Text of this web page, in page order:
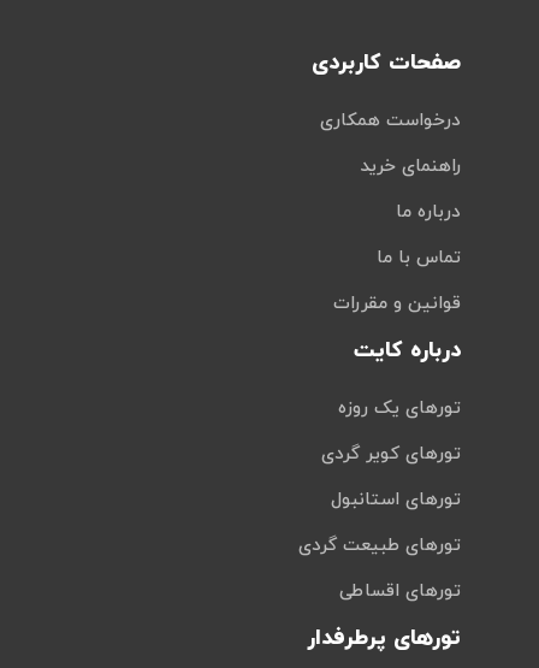
صفحات کاربردی
درخواست همکاری
راهنمای خرید
درباره ما
تماس با ما
قوانین و مقررات
درباره کایت
تورهای یک روزه
تورهای کویر گردی
تورهای استانبول
تورهای طبیعت گردی
تورهای اقساطی
تورهای پرطرفدار